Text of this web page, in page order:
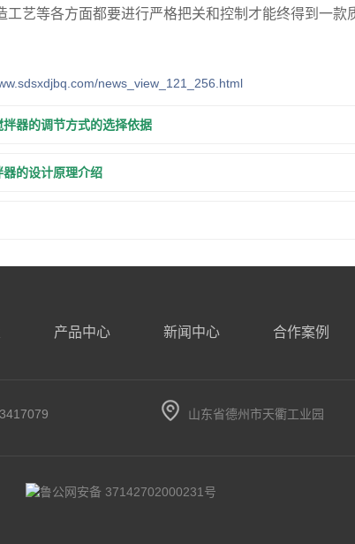
工艺等各方面都要进行严格把关和控制才能终得到一
news_view_121_256.html
拌器的调节方式的选择依据
器的设计原理介绍
产品中心 新闻中心 合作案例
山东省德州市天衢工业园
鲁公网安备 37142702000231号